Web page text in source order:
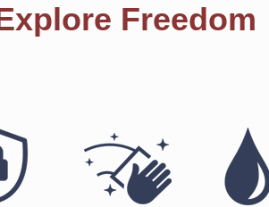
Freedom